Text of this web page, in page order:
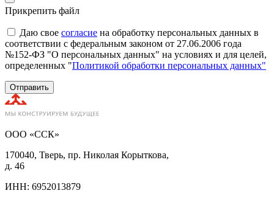
Прикрепить файл
Даю свое согласие на обработку персональных данных в
соответствии с федеральным законом от 27.06.2006 года
№152-ФЗ "О персональных данных" на условиях и для целей,
определенных "Политикой обработки персональных данных"
Отправить
ООО «ССК»
170040, Тверь, пр. Николая Корыткова,
д. 46
ИНН: 6952013879